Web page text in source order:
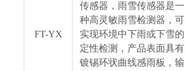
FT-YX
传感器，雨雪传感器是一
种高灵敏雨雪检测器，可
实现环境中下雨或下雪的
定性检测，产品表面具有
镀锡环状曲线感雨板，输